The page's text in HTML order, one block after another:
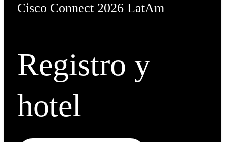
Cisco Connect 2026 LatAm
Registro y
hotel